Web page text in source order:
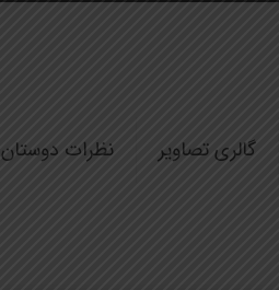
گالری تصاویر نظرات دوستان